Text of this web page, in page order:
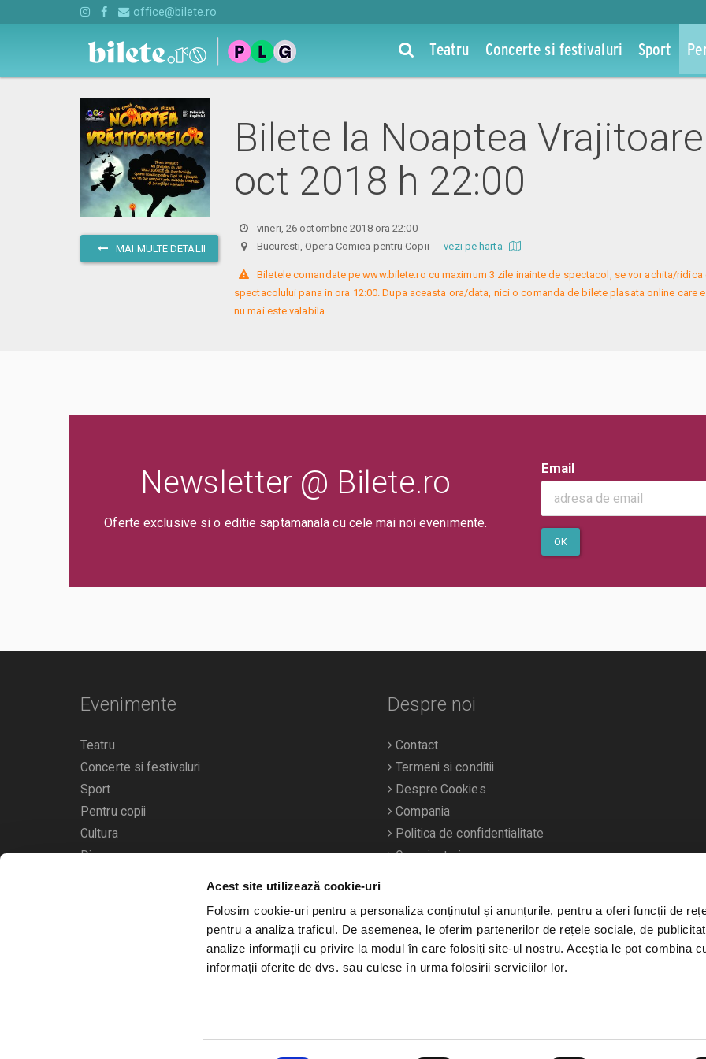
Acest site utilizează cookie-uri
Folosim cookie-uri pentru a personaliza conținutul și anunțurile, pentru a oferi funcții de
pentru a analiza traficul. De asemenea, le oferim partenerilor de rețele sociale, de
analize informații cu privire la modul în care folosiți site-ul nostru. Aceștia le pot combina
informații oferite de dvs. sau culese în urma folosirii serviciilor lor.
office@bilete.ro
Teatru Concerte si festivaluri Sport
MAI MULTE DETALII
Bilete la Noaptea
oct 2018 h 22:00
vineri, 26 octombrie 2018 ora 22:00
Bucuresti, Opera Comica pentru Copiivezi pe harta
Biletele comandate pe www.bilete.ro cu maximum 3 zile inainte de spectacol, se vor achita/ridica
spectacolului pana in ora 12:00. Dupa aceasta ora/data, nici o comanda de bilete plasata online care
nu mai este valabila.
Newsletter @ Bilete.ro
Oferte exclusive si o editie saptamanala cu cele mai noi evenimente.
Email
OK
Evenimente
Teatru
Concerte si festivaluri
Sport
Pentru copii
Cultura
Diverse
Calendarul evenimentelor
Despre noi
Contact
Termeni si conditii
Despre Cookies
Compania
Politica de confidentialitate
Organizatori
Bilete.ro